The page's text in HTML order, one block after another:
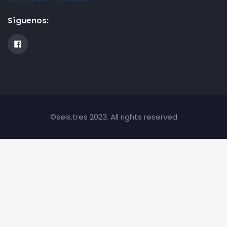
Síguenos:
©seis.tres 2023. All rights reserved